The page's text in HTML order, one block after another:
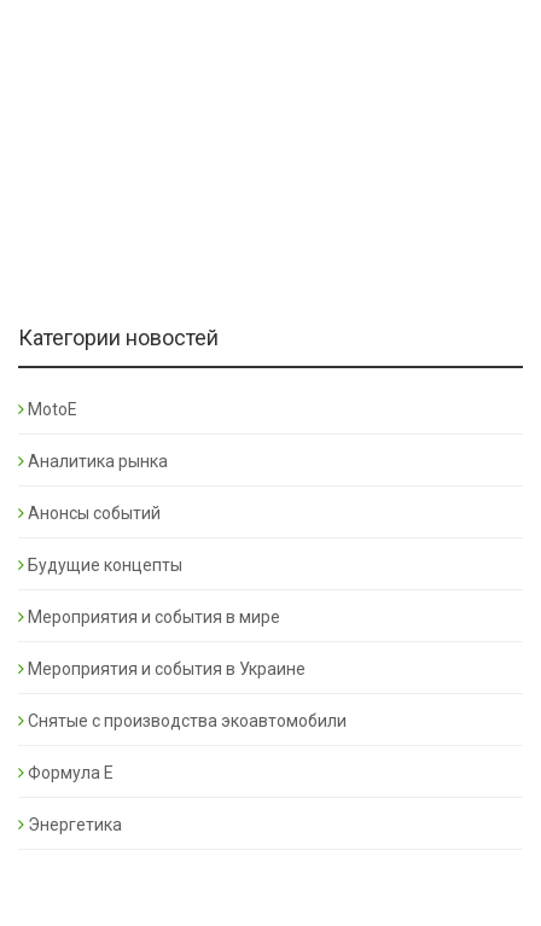
Категории новостей
MotoE
Аналитика рынка
Анонсы событий
Будущие концепты
Мероприятия и события в мире
Мероприятия и события в Украине
Снятые с производства экоавтомобили
Формула Е
Энергетика